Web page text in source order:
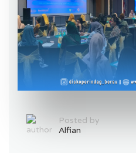
Posted by
Alfian